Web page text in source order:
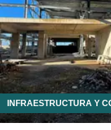
INFRAESTRUCTURA Y